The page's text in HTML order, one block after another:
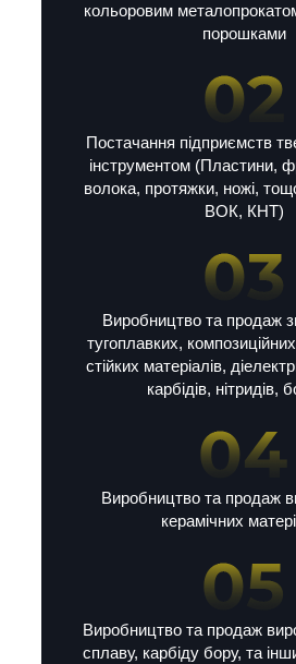
кольоровим
порошками
Постачання підприємств
інструментом (Пластини,
волока, протяжки, ножі,
ВОК, КНТ)
Виробництво та продаж
тугоплавких,
стійких матеріалів,
карбідів, нітридів,
Виробництво та продаж
керамічних
Виробництво та продаж
сплаву, карбіду бору, та